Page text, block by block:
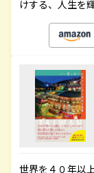
けする、人生を
世界を４０年以